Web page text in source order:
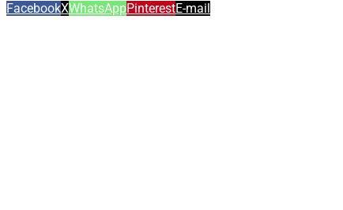
FacebookXWhatsAppPinterestE-mail